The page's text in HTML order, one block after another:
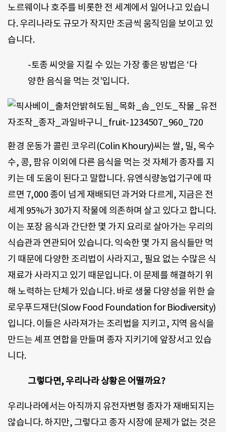
노르웨이나 호주를 비롯한 전 세계에서 일어나고 있습니
다. 우리나라도 규모가 작지만 조금씩 움직임을 보이고 있
습니다.
-토종 씨앗을 지킬 수 있는 가장 좋은 방법은 ‘다
양한 음식을 먹는 것’입니다.
환경 운동가 콜린 코우리(Colin Khoury)씨는 쌀, 밀, 옥수
수, 콩, 팜유 이외에 다른 음식을 먹는 것 자체가 종자를 지
키는 데 도움이 된다고 말합니다. 유엔식량농업기구에 따
르면 7,000 종이 넘게 재배되던 과거와 다르게, 지금은 전
세계 95%가 30가지 작물에 의존하며 살고 있다고 합니다.
이는 포장 음식과 간단한 몇 가지 요리로 살아가는 우리의
식습관과 연관되어 있습니다. 익숙한 몇 가지 음식들만 먹
기 때문에 다양한 조리법이 사라지고, 필요 없는 수많은 식
재료가 사라지고 있기 때문입니다. 이 문제를 해결하기 위
해 노력하는 단체가 있습니다. 바로 생물 다양성을 위한 슬
로우푸드재단(Slow Food Foundation for Biodiversity)
입니다. 이들은 사라져가는 조리법을 지키고, 지역 음식을
만드는 셰프 연합을 만들며 종자 지키기에 앞장서고 있습
니다.
그렇다면, 우리나라 상황은 어떨까요?
우리나라에서는 아직까지 유전자변형 종자가 재배되지는
않습니다. 하지만, 그렇다고 종자 시장에 문제가 없는 것은